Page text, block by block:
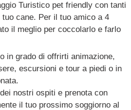
Turistico pet friendly con tanti
cane. Per il tuo amico a 4
il meglio per coccolarlo e farlo
in grado di offrirti animazione,
escursioni e tour a piedi o in
nostri ospiti e prenota con
il tuo prossimo soggiorno al